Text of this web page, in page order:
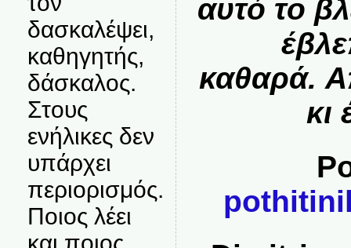
δασκαλέψει,
καθηγητής,
δάσκαλος.
Στους
ενήλικες δεν
υπάρχει
περιορισμός.
Ποιος λέει
αυτό το
καθαρά.
κι